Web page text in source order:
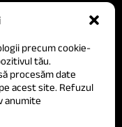
precum cookie-
tău.
procesăm date
acest site. Refuzul
anumite